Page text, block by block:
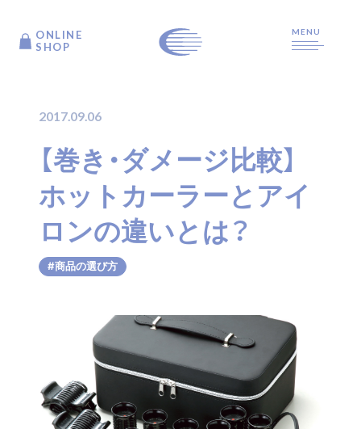
ONLINE
SHOP
MENU
2017.09.06
【巻き・ダメージ比較】
ホットカーラーとアイ
ロンの違いとは？
#商品の選び方
ONLINE
SHOP
TOP
ARTICLE
PRODUCTS
ABOUT US
SUPPORT